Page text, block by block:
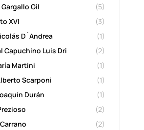
Gil
(5)
XVI
(3)
D´Andrea
(1)
Capuchino Luis Dri
(2)
Martini
(1)
Scarponi
(1)
Durán
(1)
(2)
(2)